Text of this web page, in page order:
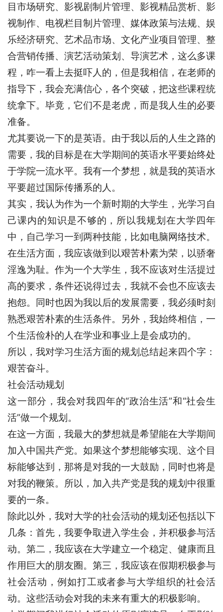
目市场研究、影视剧制片管理、影视精品赏析、影
视制作、电视栏目制片管理、媒体政策与法规、娱
乐经济研究、艺术品市场、文化产业项目管理、整
合营销传播、演艺活动策划、导演艺术，这么多课
程，咋一看上去挺吓人的，但是我相信，在老师的
指导下，我会充满信心，各个突破，把这些课程统
统拿下。毕竟，它们不是老虎，而是我人生的必要
准备。
尤其要说一下的是英语。由于我以后的人生之路的
需要，我的目标是在大学期间的英语水平要始终处
于学院一流水平。我有一个梦想，就是我的英语水
平要超过国际传播系的人。
其实，我认为作为一个新时期的大学生，光学习自
己课内的知识是不够的，所以我规划在大学四年
中，自己学习一到两种技能，比如电脑网络技术。
在生活方面，我应该做到以艰苦朴素为荣，以骄奢
淫逸为耻。作为一个大学生，我不应该对生活提过
高的要求，条件还说得过去，我就不会也不应该去
抱怨。同时也因为我以后的发展需要，我必须时刻
熟悉艰苦朴素的生活条件。另外，我始终相信，一
个生活俭朴的人在学业和事业上是会成功的。
所以，我对学习生活方面的规划总结起来四个字：
艰苦奋斗。
社会活动规划
这一部分，我会对我四年的“政治生活”和“社会生
活”做一个规划。
在这一方面，我最大的梦想就是希望能在大学期间
加入中国共产党。如果这个梦想能够实现、这个目
标能够达到，那将是对我的一大鼓励，同时也将是
对我的鞭策。所以，加入共产党是我的规划中很重
要的一条。
除此以外，我对大学的社会活动的规划还包括以下
几条：首先，我要争取进入学生会，并积极参与活
动。第二，我应该在大学建立一个稳定、健康而且
作用巨大的朋友圈。第三，我应该在假期积极参与
社会活动，例如打工或者参与大学组织的社会活
动。这些活动会对我的未来有重大的积极影响。